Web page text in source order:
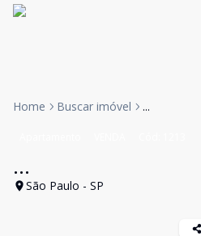
Home Buscar imóvel ...
...
São Paulo - SP